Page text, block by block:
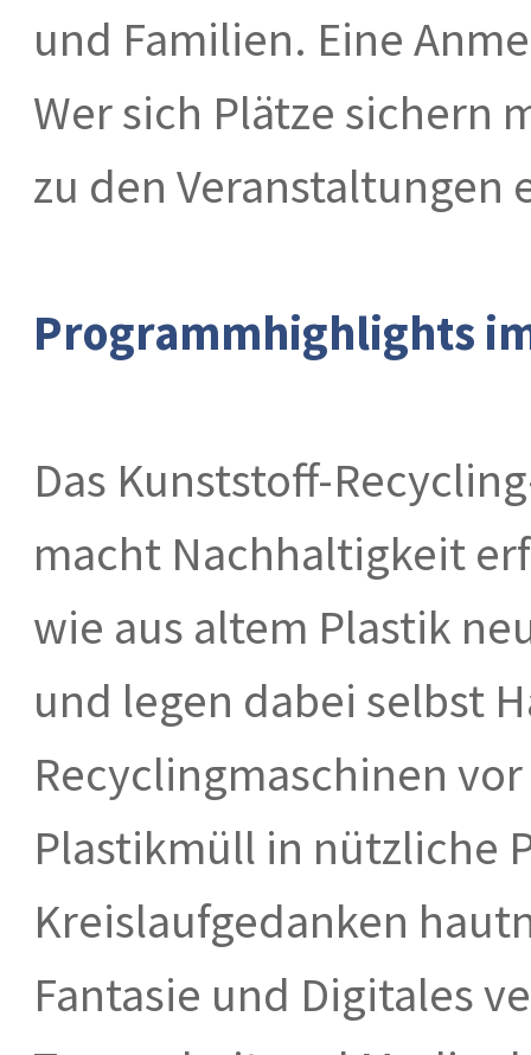
und Familien. Eine
Wer sich Plätze sichern
zu den Veranstaltungen
Programmhighlights im
Das Kunststoff-
macht Nachhaltigkeit
wie aus altem Plastik
und legen dabei selbst
Recyclingmaschinen
Plastikmüll in nützliche
Kreislaufgedanken
Fantasie und Digitales